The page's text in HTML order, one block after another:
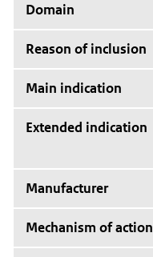
Domain
Reason of inclusion
Main indication
Extended indication
Manufacturer
Mechanism of action